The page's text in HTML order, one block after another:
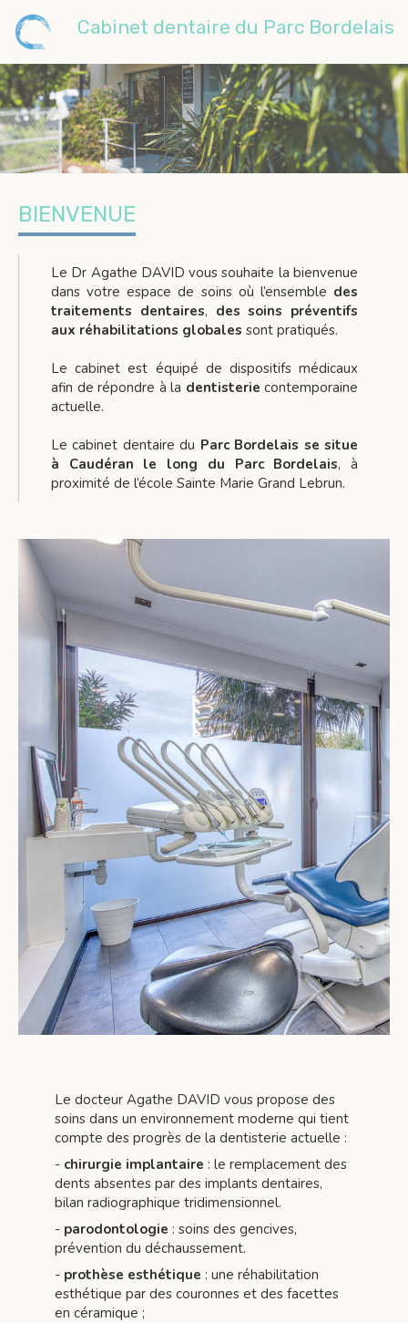
Cabinet dentaire du Parc Bordelais
BIENVENUE
Le Dr Agathe DAVID vous souhaite la bienvenue
dans votre espace de soins où l’ensemble des
traitements dentaires, des soins préventifs
aux réhabilitations globales sont pratiqués.
Le cabinet est équipé de dispositifs médicaux
afin de répondre à la dentisterie contemporaine
actuelle.
Le cabinet dentaire du Parc Bordelais se situe
à Caudéran le long du Parc Bordelais, à
proximité de l’école Sainte Marie Grand Lebrun.
Le docteur Agathe DAVID vous propose des
soins dans un environnement moderne qui tient
compte des progrès de la dentisterie actuelle :
- chirurgie implantaire : le remplacement des
dents absentes par des implants dentaires,
bilan radiographique tridimensionnel.
- parodontologie : soins des gencives,
prévention du déchaussement.
- prothèse esthétique : une réhabilitation
esthétique par des couronnes et des facettes
en céramique ;